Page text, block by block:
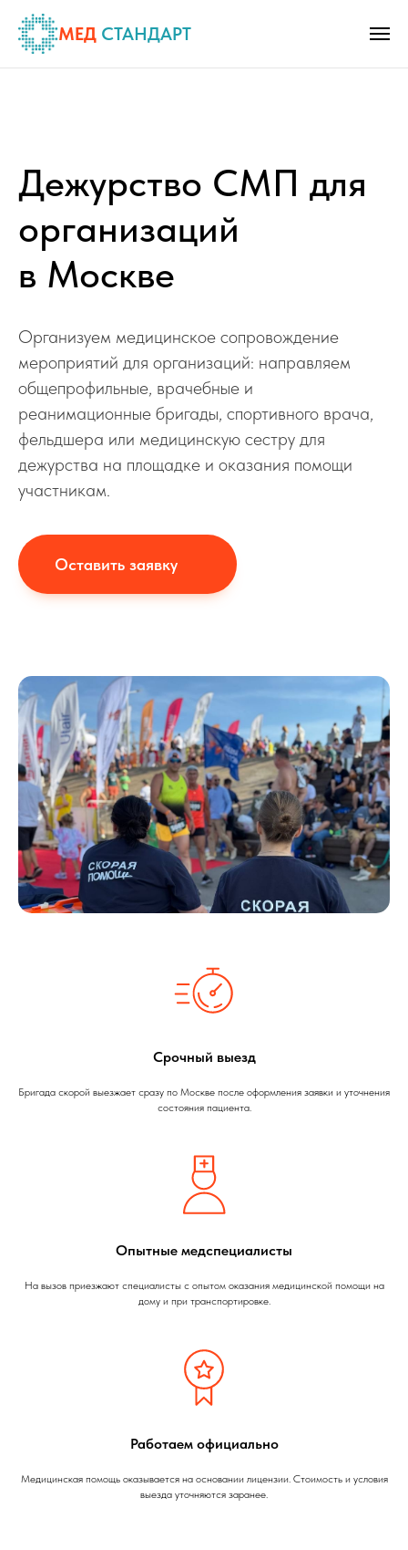
МЕД СТАНДАРТ
Дежурство СМП для
организаций
в Москве
Организуем медицинское сопровождение
мероприятий для организаций: направляем
общепрофильные, врачебные и
реанимационные бригады, спортивного врача,
фельдшера или медицинскую сестру для
дежурства на площадке и оказания помощи
участникам.
Оставить заявку
Срочный выезд
Бригада скорой выезжает сразу по Москве после оформления заявки и уточнения
состояния пациента.
Опытные медспециалисты
На вызов приезжают специалисты с опытом оказания медицинской помощи на
дому и при транспортировке.
Работаем официально
Медицинская помощь оказывается на основании лицензии. Стоимость и условия
выезда уточняются заранее.